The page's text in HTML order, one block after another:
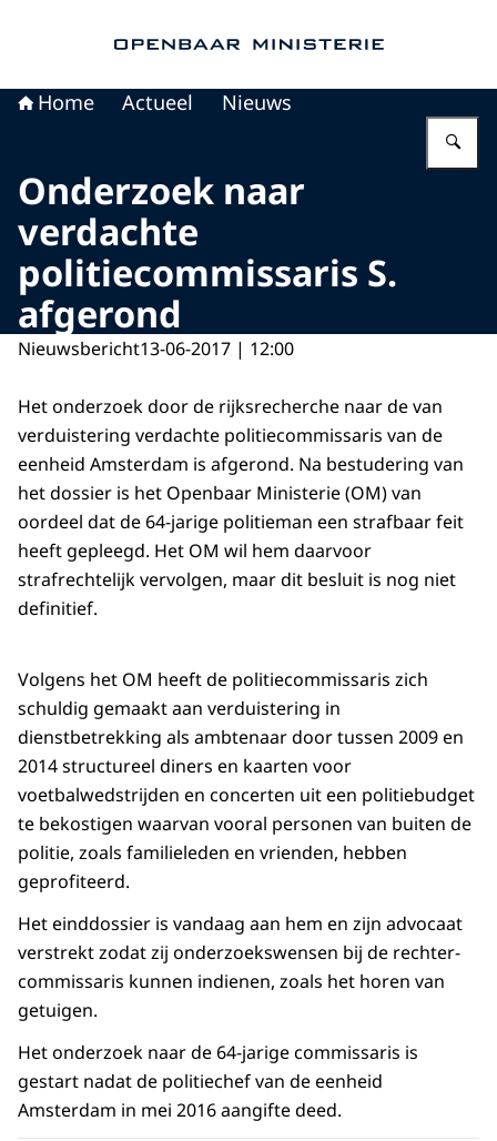
Home Actueel Nieuws
Onderzoek naar
verdachte
politiecommissaris S.
afgerond
Nieuwsbericht13-06-2017 | 12:00
Het onderzoek door de rijksrecherche naar de van
verduistering verdachte politiecommissaris van de
eenheid Amsterdam is afgerond. Na bestudering van
het dossier is het Openbaar Ministerie (OM) van
oordeel dat de 64-jarige politieman een strafbaar feit
heeft gepleegd. Het OM wil hem daarvoor
strafrechtelijk vervolgen, maar dit besluit is nog niet
definitief.
Volgens het OM heeft de politiecommissaris zich
schuldig gemaakt aan verduistering in
dienstbetrekking als ambtenaar door tussen 2009 en
2014 structureel diners en kaarten voor
voetbalwedstrijden en concerten uit een politiebudget
te bekostigen waarvan vooral personen van buiten de
politie, zoals familieleden en vrienden, hebben
geprofiteerd.
Het einddossier is vandaag aan hem en zijn advocaat
verstrekt zodat zij onderzoekswensen bij de rechter-
commissaris kunnen indienen, zoals het horen van
getuigen.
Het onderzoek naar de 64-jarige commissaris is
gestart nadat de politiechef van de eenheid
Amsterdam in mei 2016 aangifte deed.